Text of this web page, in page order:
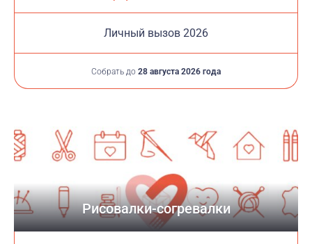
Личный вызов 2026
Собрать до 28 августа 2026 года
Рисовалки-согревалки